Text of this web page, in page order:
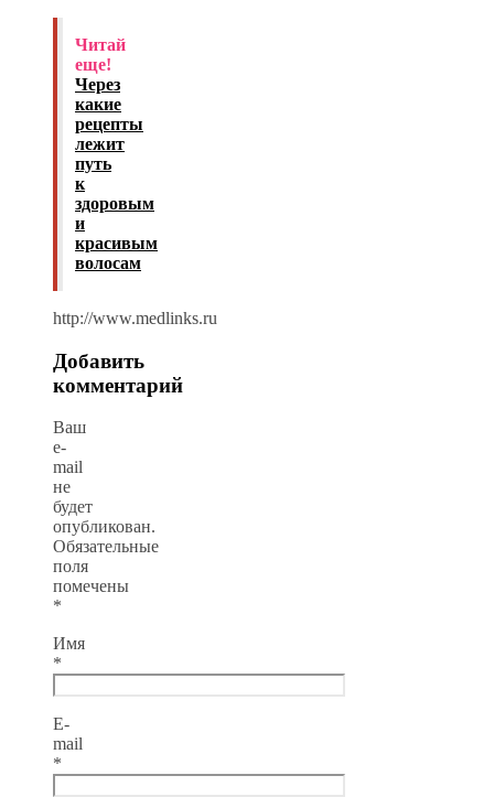
Читай
еще!
Через
какие
рецепты
лежит
путь
к
здоровым
и
красивым
волосам
http://www.medlinks.ru
Добавить
комментарий
Ваш
e-
mail
не
будет
опубликован.
Обязательные
поля
помечены
*
Имя
*
E-
mail
*